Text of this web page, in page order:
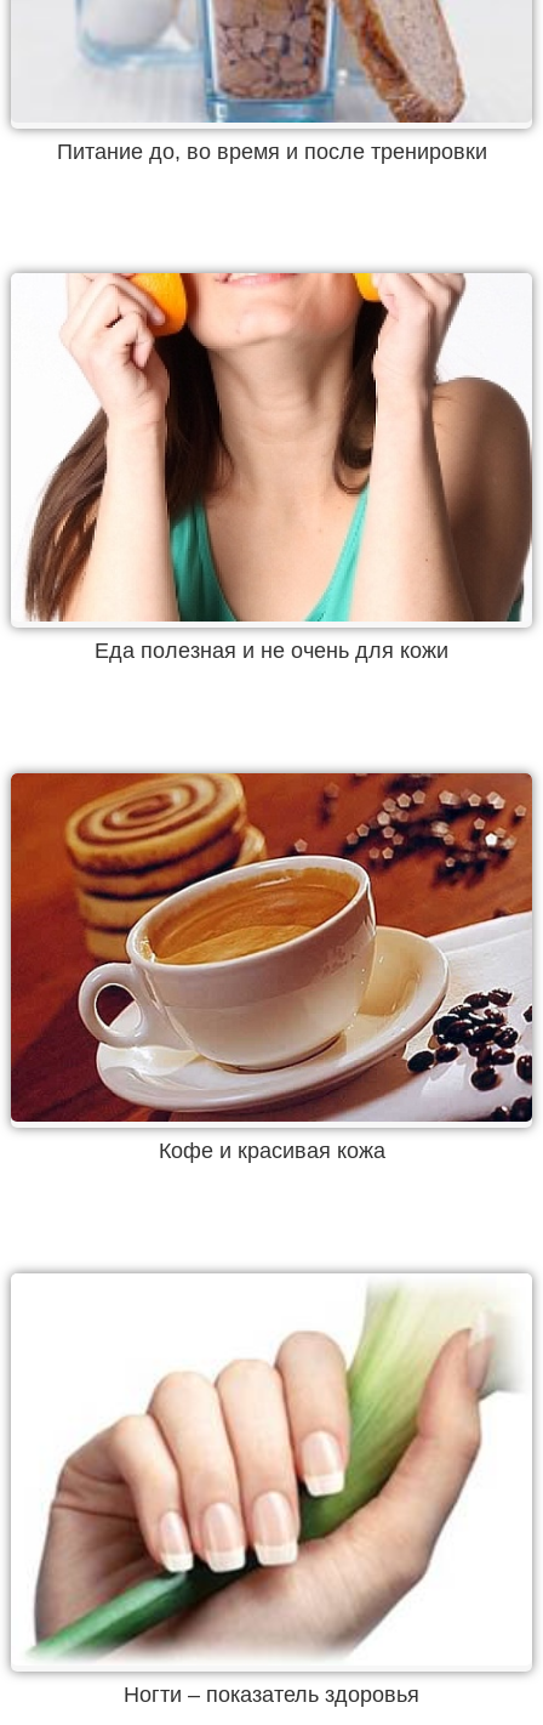
Питание до, во время и после тренировки
Еда полезная и не очень для кожи
Кофе и красивая кожа
Ногти – показатель здоровья